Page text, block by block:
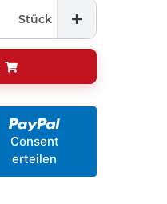
Stück
Consent
erteilen